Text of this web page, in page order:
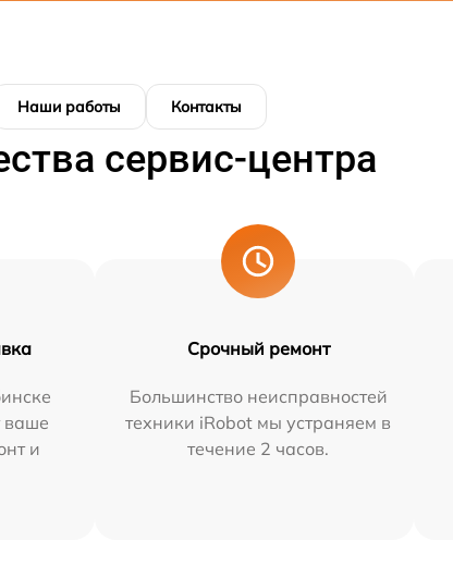
Наши работы Контакты
сервис-центра
ваше
и
Срочный ремонт
Большинство неисправностей
техники iRobot мы устраняем в
течение 2 часов.